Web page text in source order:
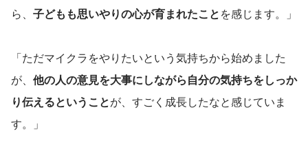
ら、 子どもも思いやりの心が育まれたことを感じます。」
「ただマイクラをやりたいという気持ちから始めました
が、 他の人の意見を大事にしながら自分の気持ちをしっか
り伝えるということが、すごく成長したなと感じていま
す。」